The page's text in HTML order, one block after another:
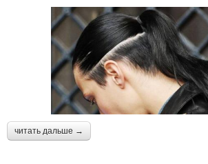
читать дальше →